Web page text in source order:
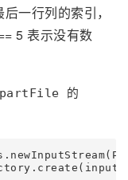
一行列的索引，
5 表示没有数
的